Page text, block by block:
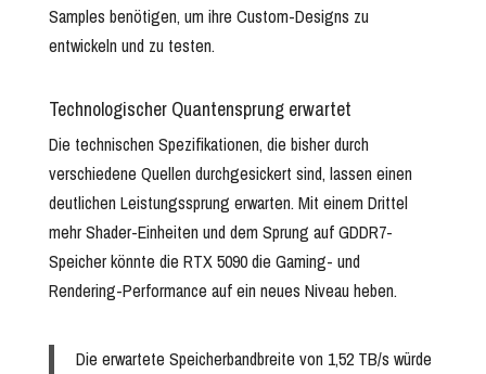
Samples benötigen, um ihre Custom-Designs zu
entwickeln und zu testen.
Technologischer Quantensprung erwartet
Die technischen Spezifikationen, die bisher durch
verschiedene Quellen durchgesickert sind, lassen einen
deutlichen Leistungssprung erwarten. Mit einem Drittel
mehr Shader-Einheiten und dem Sprung auf GDDR7-
Speicher könnte die RTX 5090 die Gaming- und
Rendering-Performance auf ein neues Niveau heben.
Die erwartete Speicherbandbreite von 1,52 TB/s würde